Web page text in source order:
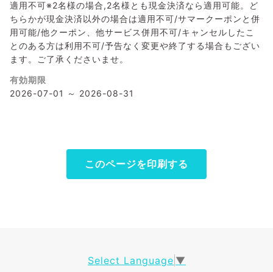
適用不可※2名様の場合,2名様とも現金決済なら適用可能。ど
ちらかが現金決済以外の場合は適用不可/サマークーポンと併
用可能/他クーポン、他サービス併用不可/キャンセルしたこ
とのある方は利用不可/予告なく変更や終了する場合もござい
ます。ご了承くださいませ。
有効期限
2026-07-01 ～ 2026-08-31
このページを印刷する
Select Language ▼